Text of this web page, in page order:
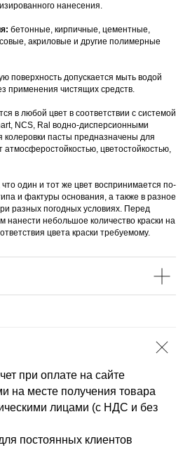
нанесения.
бетонные, кирпичные, цементные,
акриловые и другие полимерные
поверхность допускается мыть водой
применения чистящих средств.
в любой цвет в соответствии с системой
NCS, Ral водно-дисперсионными
пасты предназначены для
цветостойкостью,
один и тот же цвет воспринимается по-
и фактуры основания, а также в разное
разных погодных условиях. Перед
нанести небольшое количество краски на
цвета краски требуемому.
при оплате на сайте
на месте получения товара
лицами (с НДС и без
постоянных клиентов